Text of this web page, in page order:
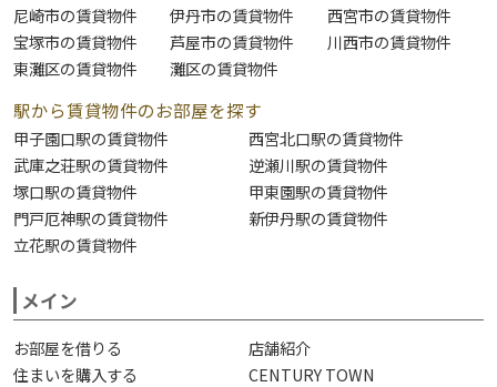
尼崎市の賃貸物件 伊丹市の賃貸物件
西宮市の賃貸物件
宝塚市の賃貸物件
芦屋市の賃貸物件
川西市の賃貸物件
東灘区の賃貸物件
灘区の賃貸物件
駅から賃貸物件のお部屋を探す
甲子園口駅の賃貸物件
西宮北口駅の賃貸物件
武庫之荘駅の賃貸物件
逆瀬川駅の賃貸物件
塚口駅の賃貸物件
甲東園駅の賃貸物件
門戸厄神駅の賃貸物件
新伊丹駅の賃貸物件
立花駅の賃貸物件
メイン
お部屋を借りる
店舗紹介
住まいを購入する
CENTURY TOWN